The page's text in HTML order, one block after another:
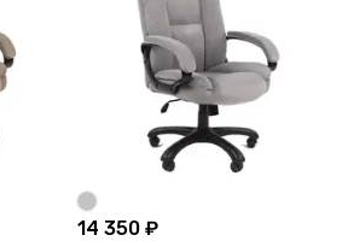
14 350 ₽